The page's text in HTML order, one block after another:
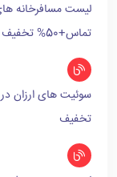
لیست مسافرخانه
تماس+50% تخفیف
تخفیف